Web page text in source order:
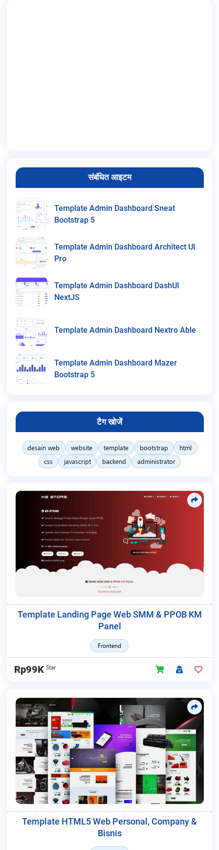
संबंधित आइटम
Template Admin Dashboard Sneat
Bootstrap 5
Template Admin Dashboard Architect UI
Pro
Template Admin Dashboard DashUI
NextJS
Template Admin Dashboard Nextro Able
Template Admin Dashboard Mazer
Bootstrap 5
टैग खोजें
desain web website template bootstrap
html
css
javascript backend administrator
Template Landing Page Web SMM & PPOB KM
Panel
Frontend
Rp99K Star
Template HTML5 Web Personal, Company &
Bisnis